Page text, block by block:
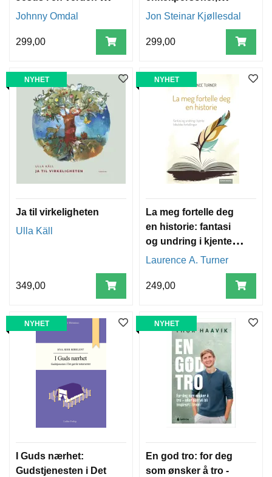
av masker
Johnny Omdal
299,00
samfunn og nasjoner
Jon Steinar Kjøllesdal
299,00
NYHET
Ja til virkeligheten
Ulla Käll
349,00
NYHET
La meg fortelle deg
en historie: fantasi
og undring i kjente
bibelske fortellinger
Laurence A. Turner
249,00
NYHET
I Guds nærhet:
Gudstjenesten i Det
NYHET
En god tro: for deg
som ønsker å tro -